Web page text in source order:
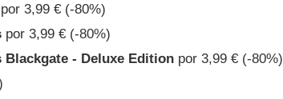
por 3,99 € (-80%)
por 3,99 € (-80%)
- Deluxe Edition por 3,99 € (-80%)